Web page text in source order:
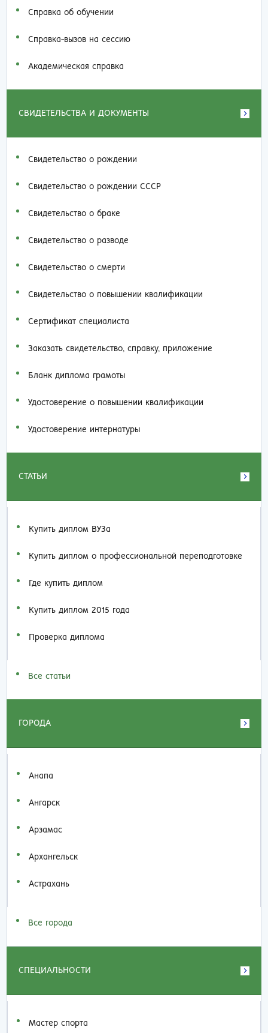
Справка об обучении
Справка-вызов на сессию
Академическая справка
СВИДЕТЕЛЬСТВА И ДОКУМЕНТЫ
Свидетельство о рождении
Свидетельство о рождении СССР
Свидетельство о браке
Свидетельство о разводе
Свидетельство о смерти
Свидетельство о повышении квалификации
Сертификат специалиста
Заказать cвидетельство, справку, приложение
Бланк диплома грамоты
Удостоверение о повышении квалификации
Удостоверение интернатуры
СТАТЬИ
Купить диплом ВУЗа
Купить диплом о профессиональной переподготовке
Где купить диплом
Купить диплом 2015 года
Проверка диплома
Все статьи
ГОРОДА
Анапа
Ангарск
Арзамас
Архангельск
Астрахань
Все города
СПЕЦИАЛЬНОСТИ
Мастер спорта